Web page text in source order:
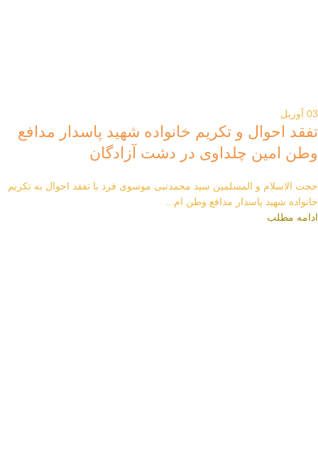
03 آوریل
تفقد احوال و تکریم خانواده شهید پاسدار مدافع
وطن امین چلداوی در دشت آزادگان
حجت الاسلام و المسلمین سید محمدنبی موسوی فرد با تفقد احوال به تکریم
خانواده شهید پاسدار مدافع وطن ام...
ادامه مطلب